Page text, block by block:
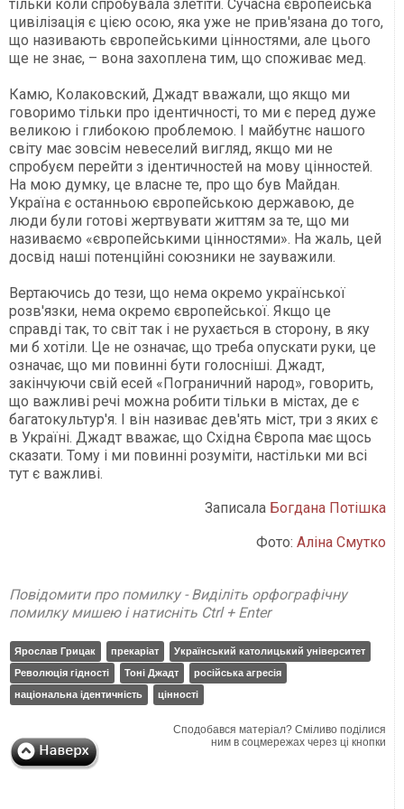
тільки коли спробувала злетіти. Сучасна європейська
цивілізація є цією осою, яка уже не прив'язана до того,
що називають європейськими цінностями, але цього
ще не знає, – вона захоплена тим, що споживає мед.
Камю, Колаковский, Джадт вважали, що якщо ми
говоримо тільки про ідентичності, то ми є перед дуже
великою і глибокою проблемою. І майбутнє нашого
світу має зовсім невеселий вигляд, якщо ми не
спробуєм перейти з ідентичностей на мову цінностей.
На мою думку, це власне те, про що був Майдан.
Україна є останньою європейською державою, де
люди були готові жертвувати життям за те, що ми
називаємо «європейськими цінностями». На жаль, цей
досвід наші потенційні союзники не зауважили.
Вертаючись до тези, що нема окремо української
розв'язки, нема окремо європейської. Якщо це
справді так, то світ так і не рухається в сторону, в яку
ми б хотіли. Це не означає, що треба опускати руки, це
означає, що ми повинні бути голосніші. Джадт,
закінчуючи свій есей «Пограничний народ», говорить,
що важливі речі можна робити тільки в містах, де є
багатокультур'я. І він називає дев'ять міст, три з яких є
в Україні. Джадт вважає, що Східна Європа має щось
сказати. Тому і ми повинні розуміти, настільки ми всі
тут є важливі.
Записала Богдана Потішка
Фото:Аліна Смутко
Повідомити про помилку - Виділіть орфографічну
помилку мишею і натисніть Ctrl + Enter
Ярослав Грицак прекаріат
Український католицький університет
Революція гідності
Тоні Джадт
російська агресія
національна ідентичність
цінності
Сподобався матеріал? Сміливо поділися
ним в соцмережах через ці кнопки